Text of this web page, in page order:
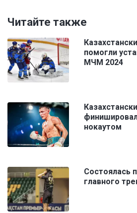
Читайте также
помогли
МЧМ 2024
нокаутом
Состоялась
главного